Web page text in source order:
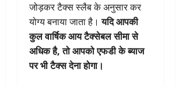
जोड़कर टैक्स स्लैब के अनुसार कर
योग्य बनाया जाता है।यदि आपकी
कुल वार्षिक आय टैक्सेबल सीमा से
अधिक है, तो आपको एफडी के ब्याज
पर भी टैक्स देना होगा।